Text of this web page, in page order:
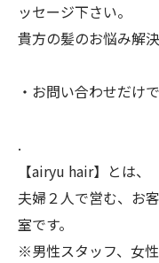
ッセージ下さい。
貴方の髪のお悩み解
・お問い合わせだけ
.
【airyu hair】とは、
夫婦２人で営む、お
室です。
※男性スタッフ、女